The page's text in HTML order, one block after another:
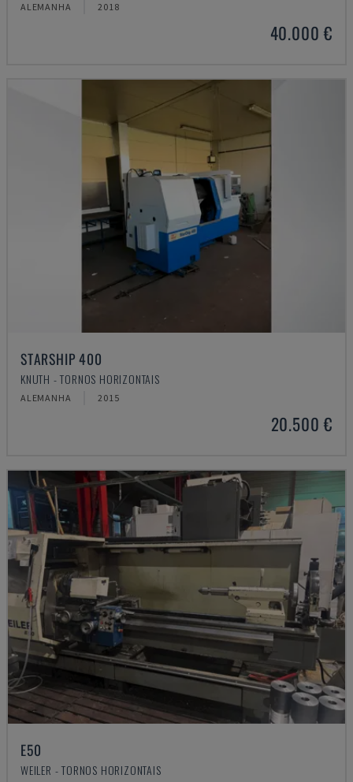
ALEMANHA 2018
40.000 €
STARSHIP 400
KNUTH - TORNOS HORIZONTAIS
ALEMANHA 2015
20.500 €
E50
WEILER - TORNOS HORIZONTAIS